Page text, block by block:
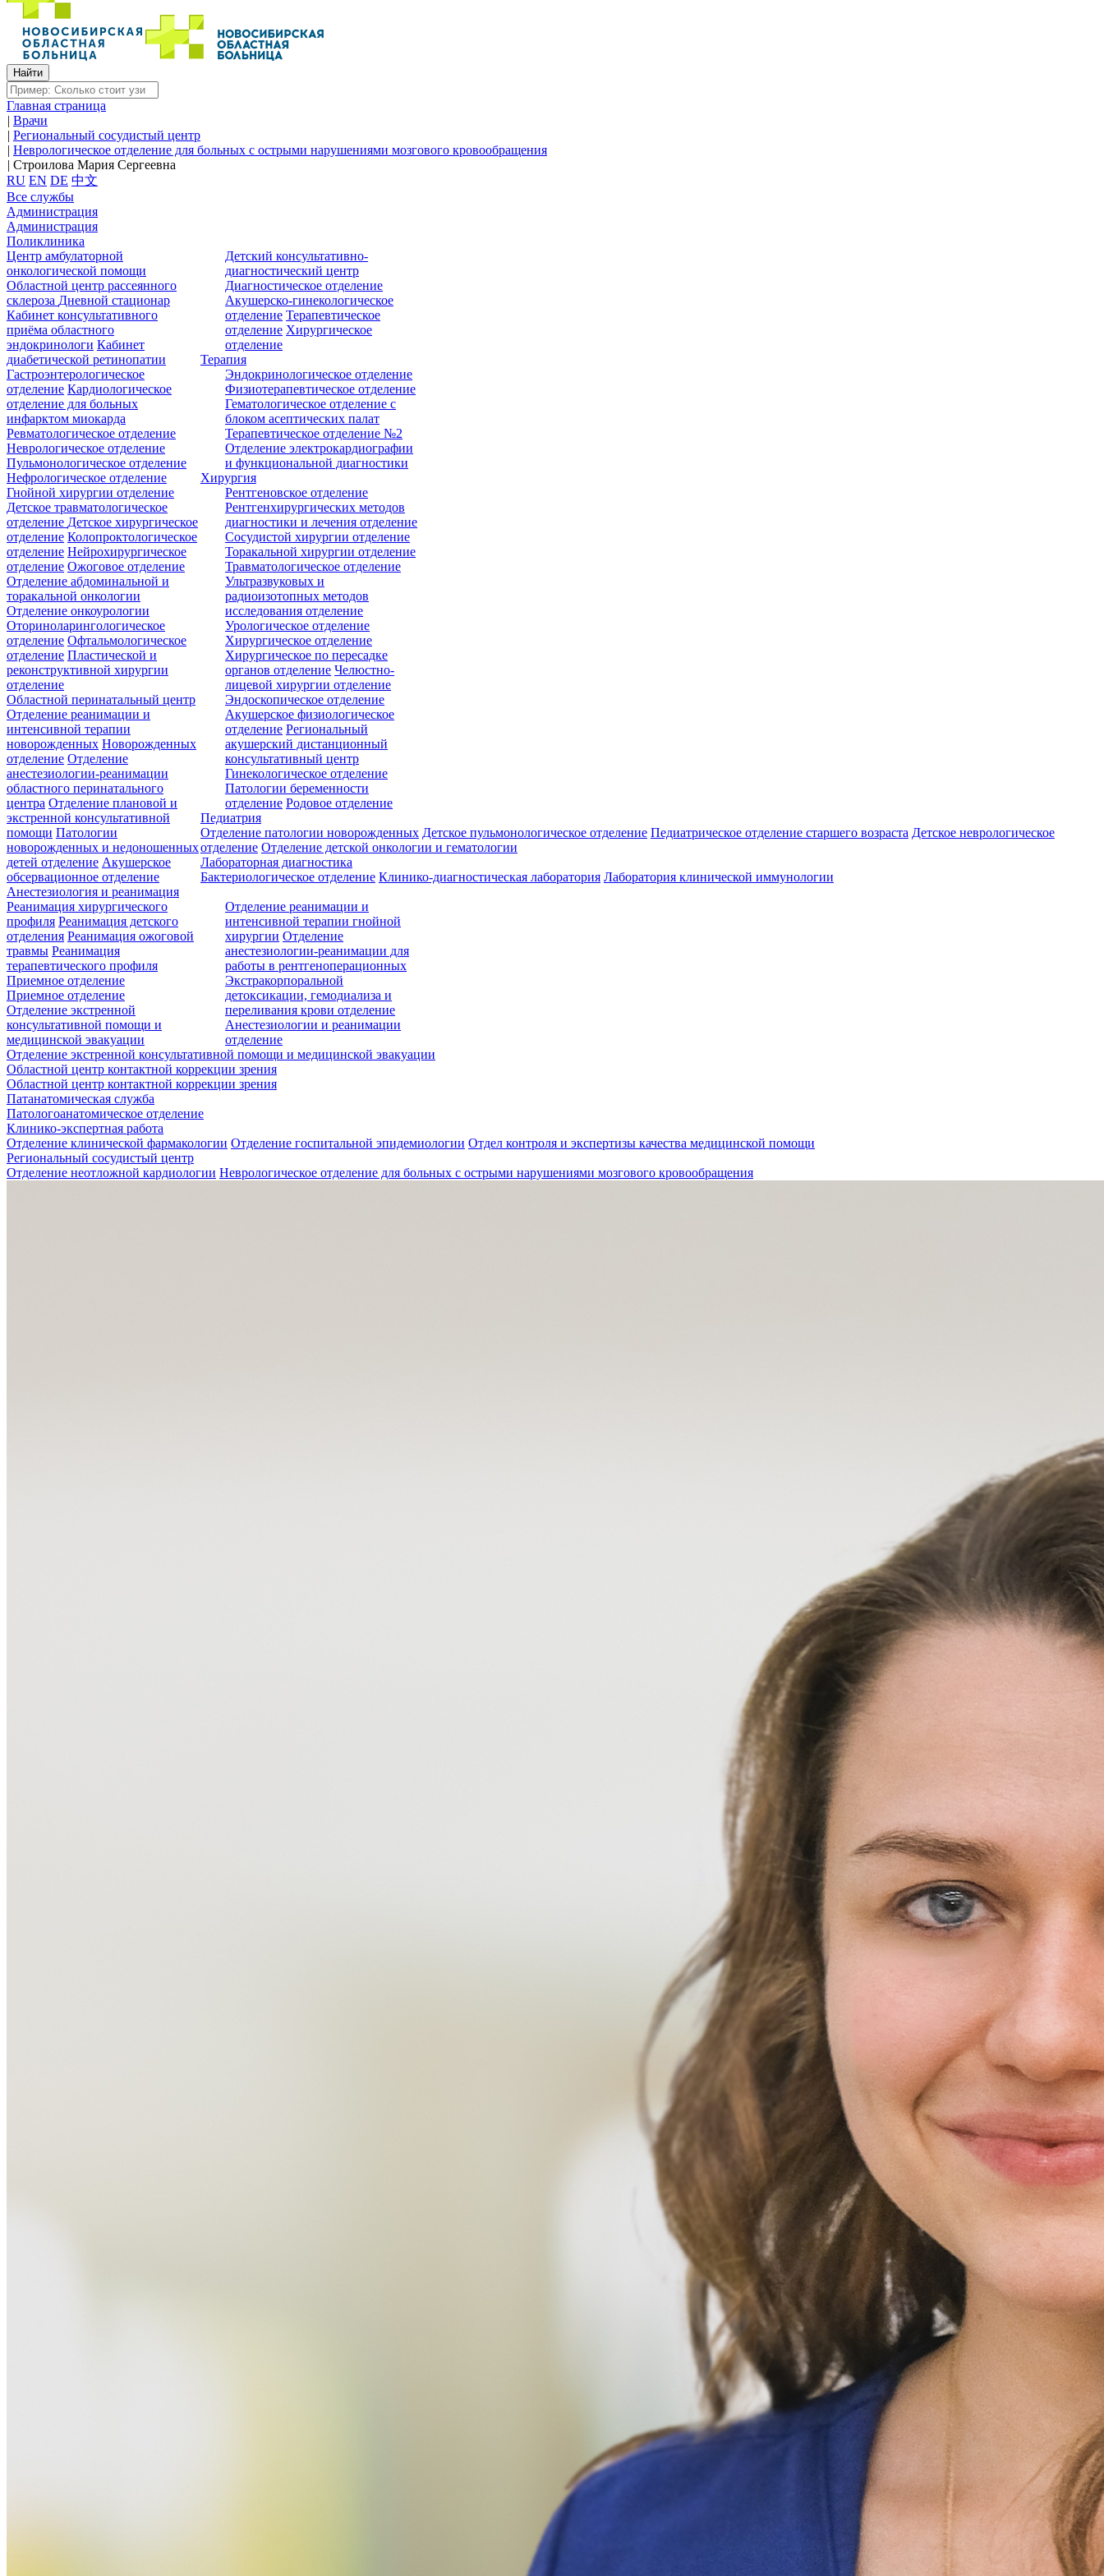
Главная страница
| Врачи
| Региональный сосудистый центр
| Неврологическое отделение для больных с острыми нарушениями мозгового кровообращения
| Строилова Мария Сергеевна
RU EN DE 中文
Все службы
Администрация
Администрация
Поликлиника
Центр амбулаторной
онкологической помощи
Областной центр рассеянного
склероза Дневной стационар
Кабинет консультативного
приёма областного
эндокринологи Кабинет
диабетической ретинопатии
Детский консультативно-
диагностический центр
Диагностическое отделение
Акушерско-гинекологическое
отделение Терапевтическое
отделение Хирургическое
отделение
Терапия
Гастроэнтерологическое
отделение Кардиологическое
отделение для больных
инфарктом миокарда
Ревматологическое отделение
Неврологическое отделение
Пульмонологическое отделение
Нефрологическое отделение
Эндокринологическое отделение
Физиотерапевтическое отделение
Гематологическое отделение с
блоком асептических палат
Терапевтическое отделение №2
Отделение электрокардиографии
и функциональной диагностики
Хирургия
Гнойной хирургии отделение
Детское травматологическое
отделение Детское хирургическое
отделение Колопроктологическое
отделение Нейрохирургическое
отделение Ожоговое отделение
Отделение абдоминальной и
торакальной онкологии
Отделение онкоурологии
Оториноларингологическое
отделение Офтальмологическое
отделение Пластической и
реконструктивной хирургии
отделение
Рентгеновское отделение
Рентгенхирургических методов
диагностики и лечения отделение
Сосудистой хирургии отделение
Торакальной хирургии отделение
Травматологическое отделение
Ультразвуковых и
радиоизотопных методов
исследования отделение
Урологическое отделение
Хирургическое отделение
Хирургическое по пересадке
органов отделение Челюстно-
лицевой хирургии отделение
Эндоскопическое отделение
Областной перинатальный центр
Отделение реанимации и
интенсивной терапии
новорожденных Новорожденных
отделение Отделение
анестезиологии-реанимации
областного перинатального
центра Отделение плановой и
экстренной консультативной
помощи Патологии
новорожденных и недоношенных
детей отделение Акушерское
обсервационное отделение
Акушерское физиологическое
отделение Региональный
акушерский дистанционный
консультативный центр
Гинекологическое отделение
Патологии беременности
отделение Родовое отделение
Педиатрия
Отделение патологии новорожденных Детское пульмонологическое отделение Педиатрическое отделение старшего возраста Детское неврологическое
отделение Отделение детской онкологии и гематологии
Лабораторная диагностика
Бактериологическое отделение Клинико-диагностическая лаборатория Лаборатория клинической иммунологии
Анестезиология и реанимация
Реанимация хирургического
профиля Реанимация детского
отделения Реанимация ожоговой
травмы Реанимация
терапевтического профиля
Отделение реанимации и
интенсивной терапии гнойной
хирургии Отделение
анестезиологии-реанимации для
работы в рентгеноперационных
Экстракорпоральной
детоксикации, гемодиализа и
переливания крови отделение
Анестезиологии и реанимации
отделение
Приемное отделение
Приемное отделение
Отделение экстренной
консультативной помощи и
медицинской эвакуации
Отделение экстренной консультативной помощи и медицинской эвакуации
Областной центр контактной коррекции зрения
Областной центр контактной коррекции зрения
Патанатомическая служба
Патологоанатомическое отделение
Клинико-экспертная работа
Отделение клинической фармакологии Отделение госпитальной эпидемиологии Отдел контроля и экспертизы качества медицинской помощи
Региональный сосудистый центр
Отделение неотложной кардиологии Неврологическое отделение для больных с острыми нарушениями мозгового кровообращения